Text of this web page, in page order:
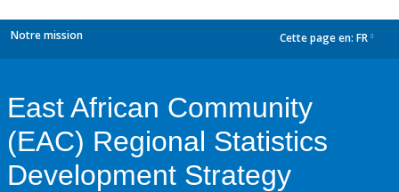
Notre mission Cette page en: FR
East African Community
(EAC) Regional Statistics
Development Strategy